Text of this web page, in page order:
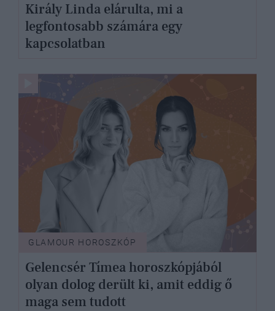
Király Linda elárulta, mi a
legfontosabb számára egy
kapcsolatban
GLAMOUR HOROSZKÓP
Gelencsér Tímea horoszkópjából
olyan dolog derült ki, amit eddig ő
maga sem tudott